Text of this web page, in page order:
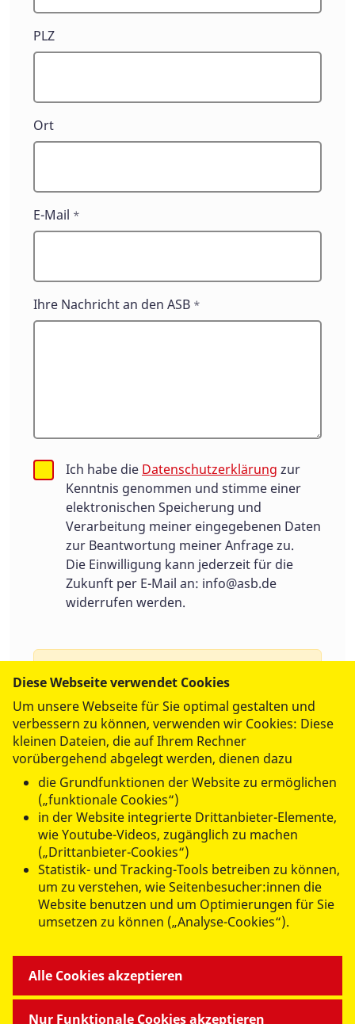
PLZ
Ort
E-Mail *
Ihre Nachricht an den ASB *
Ich habe die Datenschutzerklärung zur
Kenntnis genommen und stimme einer
elektronischen Speicherung und
Verarbeitung meiner eingegebenen Daten
zur Beantwortung meiner Anfrage zu.
Die Einwilligung kann jederzeit für die
Zukunft per E-Mail an: info@asb.de
widerrufen werden.
Um Spam zu vermeiden benutzen wir
Google Recaptcha, ein Service von Google
LLC. Weitere Informationen erhalten Sie in
unserer Datenschutzerklärung . Damit das
Formular gesendet werden kann, müssen
Sie die Drittanbieter Cookies akzeptieren.
Drittanbieter-Cookies akzeptieren
Abschicken
MITMACHEN & HELFEN
Diese Webseite verwendet Cookies
Um unsere Webseite für Sie optimal gestalten und
verbessern zu können, verwenden wir Cookies: Diese
kleinen Dateien, die auf Ihrem Rechner
vorübergehend abgelegt werden, dienen dazu
die Grundfunktionen der Website zu ermöglichen
(„funktionale Cookies“)
in der Website integrierte Drittanbieter-Elemente,
wie Youtube-Videos, zugänglich zu machen
(„Drittanbieter-Cookies“)
Statistik- und Tracking-Tools betreiben zu können,
um zu verstehen, wie Seitenbesucher:innen die
Website benutzen und um Optimierungen für Sie
umsetzen zu können („Analyse-Cookies“).
Nur Funktionale Cookies akzeptieren
Alle Cookies akzeptieren